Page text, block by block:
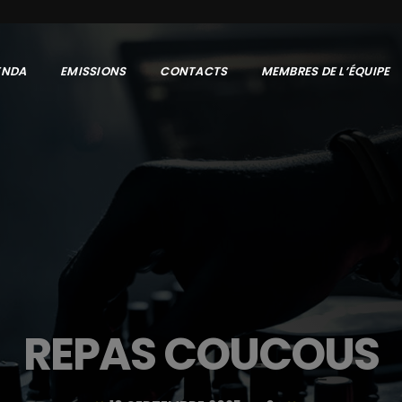
EMISSIONS CONTACTS MEMBRES DE L’ÉQUIPE
REPAS COUCOUS